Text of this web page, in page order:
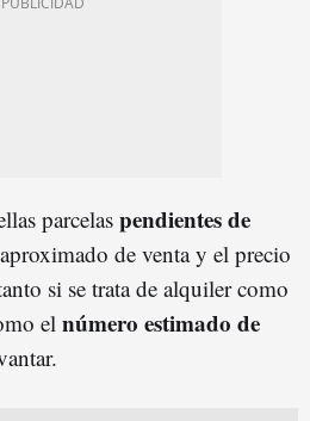
parcelas pendientes de
de venta y el precio
si se trata de alquiler como
el número estimado de